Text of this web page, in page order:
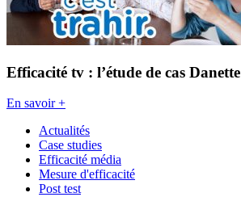
Efficacité tv : l’étude de cas Danette
En savoir +
Actualités
Case studies
Efficacité média
Mesure d'efficacité
Post test